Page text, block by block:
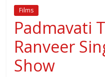
Films
Padmavati
Ranveer
Show